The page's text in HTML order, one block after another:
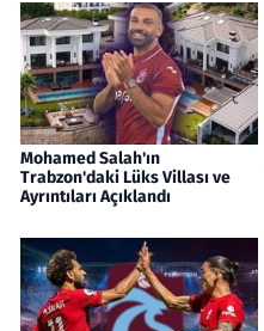
Mohamed Salah'ın
Trabzon'daki Lüks Villası ve
Ayrıntıları Açıklandı